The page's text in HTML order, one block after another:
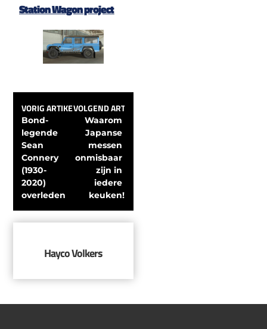
Station Wagon project
VORIG ARTIKEL
Bond-
legende
Sean
Connery
(1930-
2020)
overleden
VOLGEND ARTIKEL
Waarom
Japanse
messen
onmisbaar
zijn in
iedere
keuken!
Hayco Volkers